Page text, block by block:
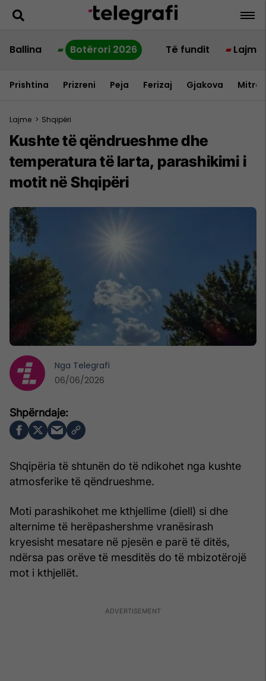
Ballina Botërori 2026 Të fundit Lajme
Prishtina Prizreni Peja Ferizaj Gjakova
Lajme > Shqipëri
Kushte të qëndrueshme dhe
temperatura të larta, parashikimi i
motit në Shqipëri
Shqipëria të shtunën do të ndikohet nga kushte
atmosferike të qëndrueshme.
Moti parashikohet me kthjellime (diell) si dhe
alternime të herëpashershme vranësirash
kryesisht mesatare në pjesën e parë të ditës,
ndërsa pas orëve të mesditës do të mbizotërojë
mot i kthjellët.
Nga Telegrafi
06/06/2026